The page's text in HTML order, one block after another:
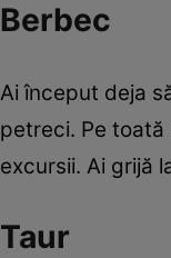
Berbec
Ai început deja
petreci. Pe toată
excursii. Ai grijă
Taur